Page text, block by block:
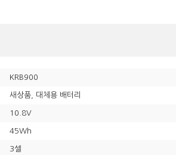
KRB900
새상품, 대체용 배터리
10.8V
45Wh
3셀